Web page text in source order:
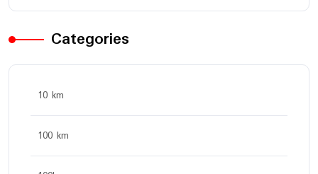
Categories
10 km
100 km